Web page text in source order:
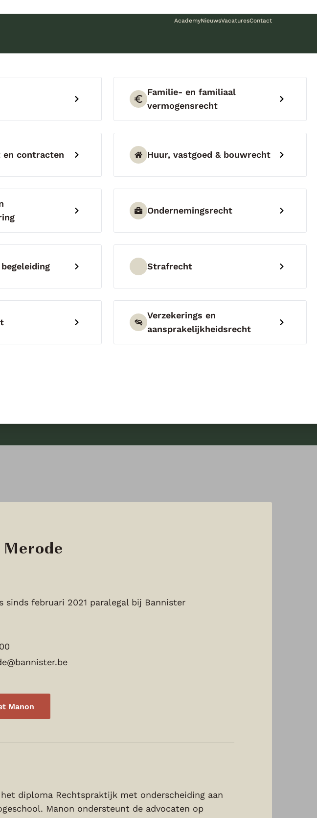
AcademyNieuwsVacaturesContact
Familie- en familiaal
vermogensrecht
en contracten Huur, vastgoed & bouwrecht
Ondernemingsrecht
Strafrecht
Verzekerings en
aansprakelijkheidsrecht
Merode
sinds februari 2021 paralegal bij Bannister
Manon
diploma Rechtspraktijk met onderscheiding aan
Manon ondersteunt de advocaten op